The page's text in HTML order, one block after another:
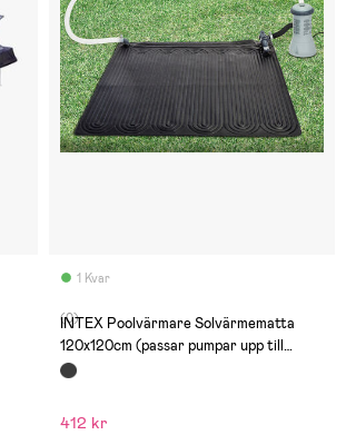
1 Kvar
(0)
INTEX Poolvärmare Solvärmematta
120x120cm (passar pumpar upp till
5.678L/h)
412 kr